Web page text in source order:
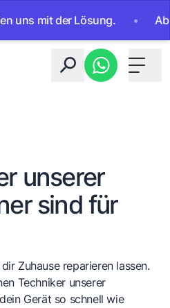
mit der Lösung. • Ab
Toggle
unserer
sind für
Zuhause reparieren lassen.
Techniker unserer
Gerät so schnell wie